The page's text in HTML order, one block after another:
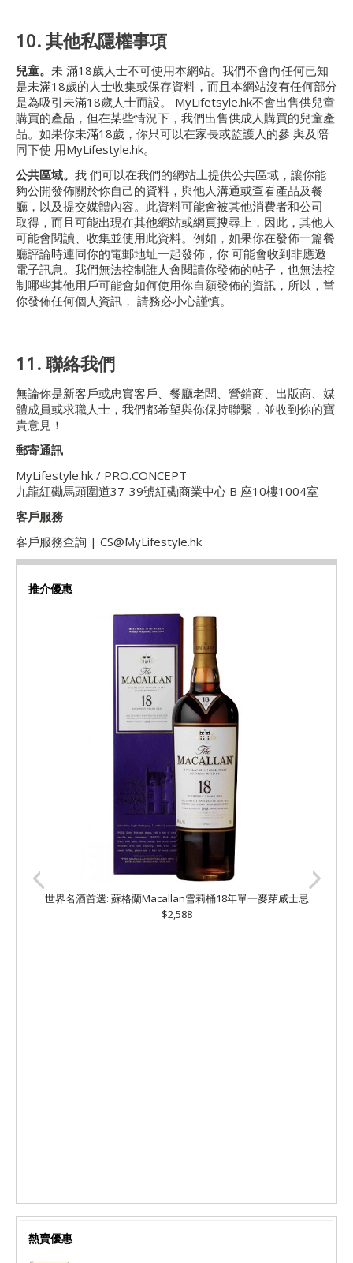
10. 其他私隱權事項
兒童。 未 滿18歲人士不可使用本網站。我們不會向任何已知
是未滿18歲的人士收集或保存資料，而且本網站沒有任何部分
是為吸引未滿18歲人士而設。 MyLifetsyle.hk不會出售供兒童
購買的產品，但在某些情況下，我們出售供成人購買的兒童產
品。如果你未滿18歲，你只可以在家長或監護人的參 與及陪
同下使 用MyLifestyle.hk。
公共區域。 我 們可以在我們的網站上提供公共區域，讓你能
夠公開發佈關於你自己的資料，與他人溝通或查看產品及餐
廳，以及提交媒體內容。此資料可能會被其他消費者和公司
取得，而且可能出現在其他網站或網頁搜尋上，因此，其他人
可能會閱讀、收集並使用此資料。例如，如果你在發佈一篇餐
廳評論時連同你的電郵地址一起發佈，你 可能會收到非應邀
電子訊息。我們無法控制誰人會閱讀你發佈的帖子，也無法控
制哪些其他用戶可能會如何使用你自願發佈的資訊，所以，當
你發佈任何個人資訊， 請務必小心謹慎。
11. 聯絡我們
無論你是新客戶或忠實客戶、餐廳老闆、營銷商、出版商、媒
體成員或求職人士，我們都希望與你保持聯繫，並收到你的寶
貴意見！
郵寄通訊
MyLifestyle.hk / PRO.CONCEPT
九龍紅磡馬頭圍道37-39號紅磡商業中心 B 座10樓1004室
客戶服務
客戶服務查詢 | CS@MyLifestyle.hk
推介優惠
世界名酒首選: 蘇格蘭Macallan雪莉桶18年單一麥芽威士忌
$2,588
熱賣優惠